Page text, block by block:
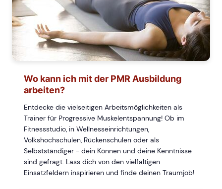
Wo kann ich mit der PMR Ausbildung
arbeiten?
Entdecke die vielseitigen Arbeitsmöglichkeiten als
Trainer für Progressive Muskelentspannung! Ob im
Fitnessstudio, in Wellnesseinrichtungen,
Volkshochschulen, Rückenschulen oder als
Selbstständiger - dein Können und deine Kenntnisse
sind gefragt. Lass dich von den vielfältigen
Einsatzfeldern inspirieren und finde deinen Traumjob!